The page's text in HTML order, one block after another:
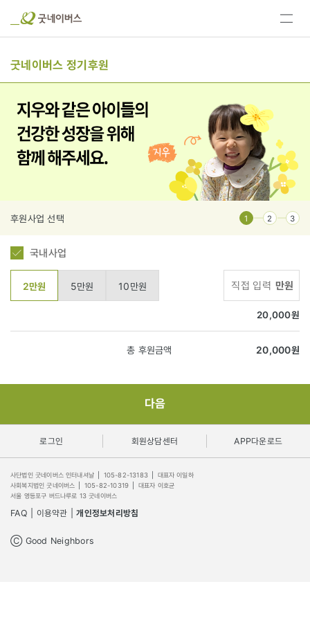
전체
굿네이버스 정기후원
후원사업 선택 1 2 3
국내사업
2만원 5만원 10만원 만원
20,000원
총 후원금액 20,000원
다음
로그인 회원상담센터 APP다운로드
사단법인 굿네이버스 인터내셔날 105-82-13183
대표자 이일하
사회복지법인 굿네이버스
105-82-10319
대표자 이호균
서울 영등포구 버드나루로 13 굿네이버스
FAQ 이용약관 개인정보처리방침
Ⓒ Good Neighbors